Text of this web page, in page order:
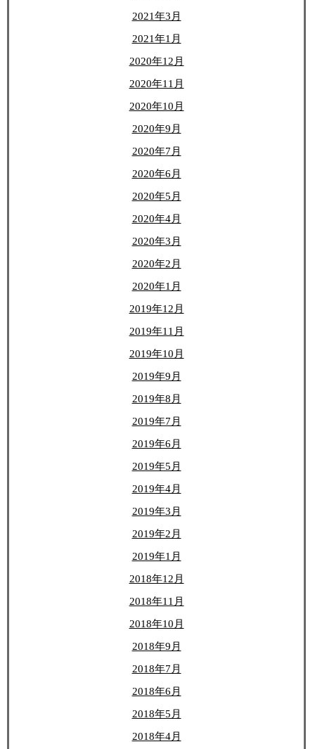
2021年3月
2021年1月
2020年12月
2020年11月
2020年10月
2020年9月
2020年7月
2020年6月
2020年5月
2020年4月
2020年3月
2020年2月
2020年1月
2019年12月
2019年11月
2019年10月
2019年9月
2019年8月
2019年7月
2019年6月
2019年5月
2019年4月
2019年3月
2019年2月
2019年1月
2018年12月
2018年11月
2018年10月
2018年9月
2018年7月
2018年6月
2018年5月
2018年4月